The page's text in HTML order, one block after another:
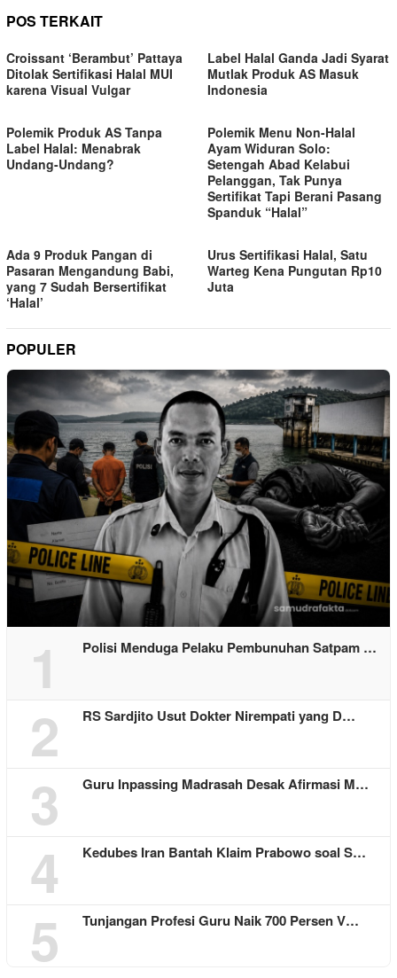
POS TERKAIT
Croissant ‘Berambut’ Pattaya
Ditolak Sertifikasi Halal MUI
karena Visual Vulgar
Label Halal Ganda Jadi Syarat
Mutlak Produk AS Masuk
Indonesia
Polemik Produk AS Tanpa
Label Halal: Menabrak
Undang-Undang?
Polemik Menu Non-Halal
Ayam Widuran Solo:
Setengah Abad Kelabui
Pelanggan, Tak Punya
Sertifikat Tapi Berani Pasang
Spanduk “Halal”
Ada 9 Produk Pangan di
Pasaran Mengandung Babi,
yang 7 Sudah Bersertifikat
‘Halal’
Urus Sertifikasi Halal, Satu
Warteg Kena Pungutan Rp10
Juta
POPULER
1 Polisi Menduga Pelaku Pembunuhan Satpam …
2 RS Sardjito Usut Dokter Nirempati yang D…
3 Guru Inpassing Madrasah Desak Afirmasi M…
4 Kedubes Iran Bantah Klaim Prabowo soal S…
5 Tunjangan Profesi Guru Naik 700 Persen V…